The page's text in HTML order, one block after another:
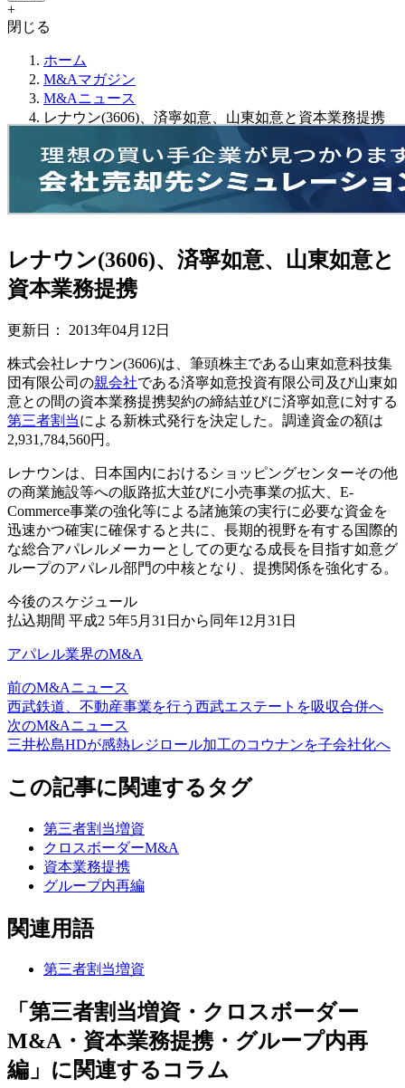
+
閉じる
ホーム
M&Aマガジン
M&Aニュース
レナウン(3606)、済寧如意、山東如意と資本業務提携
レナウン(3606)、済寧如意、山東如意と
資本業務提携
更新日： 2013年04月12日
株式会社レナウン(3606)は、筆頭株主である山東如意科技集
団有限公司の親会社である済寧如意投資有限公司及び山東如
意との間の資本業務提携契約の締結並びに済寧如意に対する
第三者割当による新株式発行を決定した。調達資金の額は
2,931,784,560円。
レナウンは、日本国内におけるショッピングセンターその他
の商業施設等への販路拡大並びに小売事業の拡大、E-
Commerce事業の強化等による諸施策の実行に必要な資金を
迅速かつ確実に確保すると共に、長期的視野を有する国際的
な総合アパレルメーカーとしての更なる成長を目指す如意グ
ループのアパレル部門の中核となり、提携関係を強化する。
今後のスケジュール
払込期間 平成2 5年5月31日から同年12月31日
アパレル業界のM&A
前のM&Aニュース
西武鉄道、不動産事業を行う西武エステートを吸収合併へ
次のM&Aニュース
三井松島HDが感熱レジロール加工のコウナンを子会社化へ
この記事に関連するタグ
第三者割当増資
クロスボーダーM&A
資本業務提携
グループ内再編
関連用語
第三者割当増資
「第三者割当増資・クロスボーダー
M&A・資本業務提携・グループ内再
編」に関連するコラム